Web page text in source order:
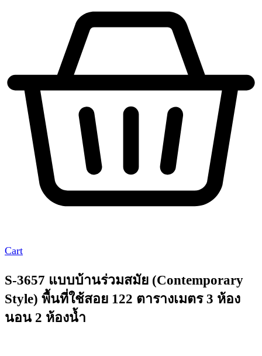
Cart
S-3657 แบบบ้านร่วมสมัย (Contemporary
Style) พื้นที่ใช้สอย 122 ตารางเมตร 3 ห้อง
นอน 2 ห้องน้ำ